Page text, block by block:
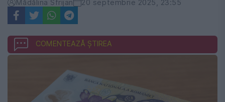
Mădălina Sfrijan 20 septembrie 2025, 23:55
COMENTEAZĂ ȘTIREA